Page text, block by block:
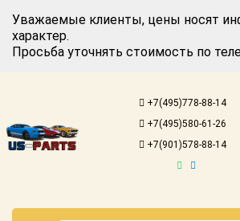
Уважаемые клиенты, цены носят
характер.
Просьба уточнять стоимость по
+7(495)778-88-14
+7(495)580-61-26
+7(901)578-88-14
Авторизация
американских
автомобилей